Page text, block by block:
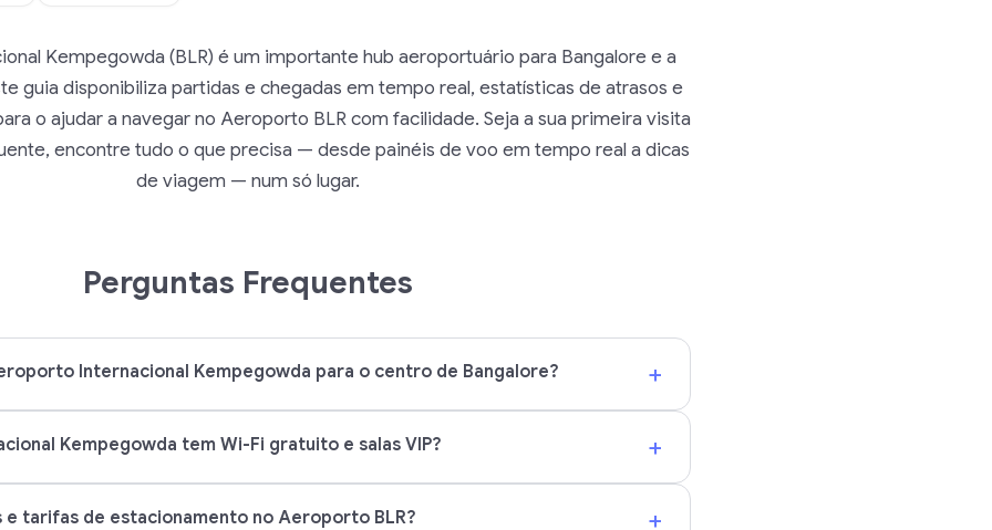
Kempegowda (BLR) é um importante hub aeroportuário para Bangalore e a
guia disponibiliza partidas e chegadas em tempo real, estatísticas de atrasos e
o ajudar a navegar no Aeroporto BLR com facilidade. Seja a sua primeira visita
encontre tudo o que precisa — desde painéis de voo em tempo real a dicas
de viagem — num só lugar.
Perguntas Frequentes
Internacional Kempegowda para o centro de Bangalore? +
Kempegowda tem Wi-Fi gratuito e salas VIP? +
e tarifas de estacionamento no Aeroporto BLR? +